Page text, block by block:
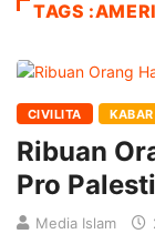
TAGS
CIVILITA KABAR
Ribuan
Pro
Media Islam